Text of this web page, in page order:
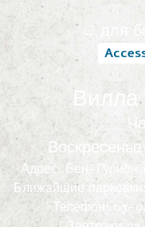
Адрес:.Бен-Гурион
Ближайшие
Телефон: 03-
для